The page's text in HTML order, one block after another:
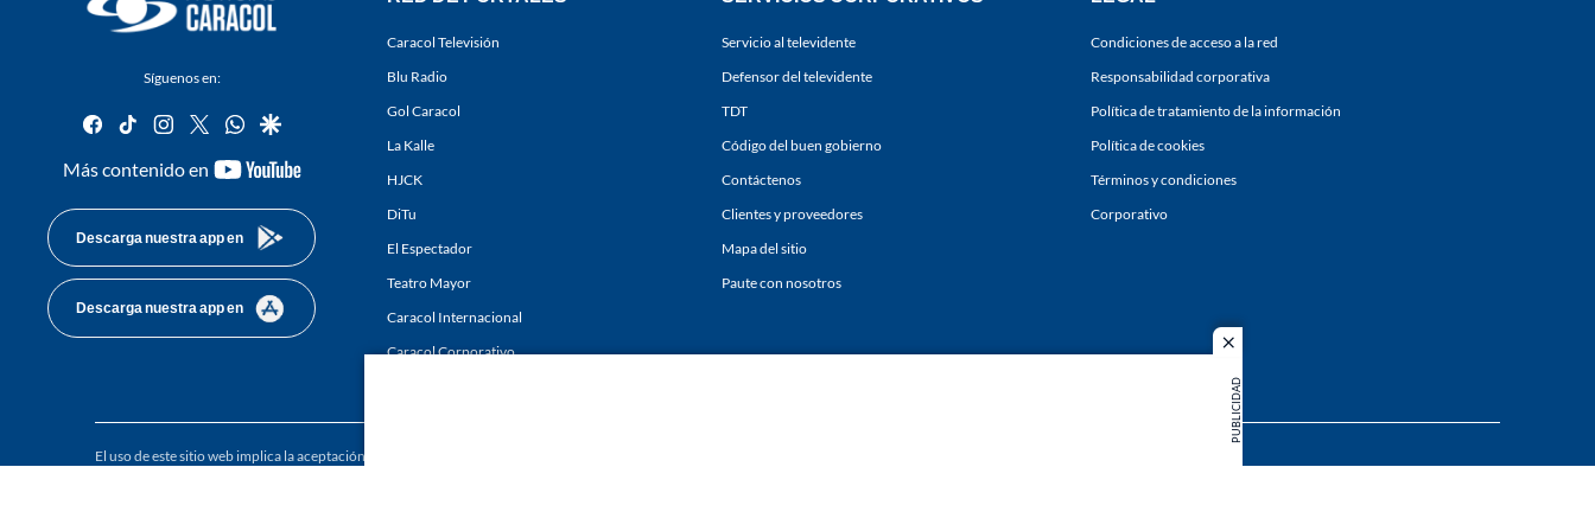
close
PUBLICIDAD
Síguenos en:
facebook
tiktok instagram
twitterwhatsapp
google
Más contenido en
youtube-
Descarga nuestra app en
Descarga nuestra app en
Caracol Televisión
Blu Radio
Gol Caracol
La Kalle
HJCK
DiTu
El Espectador
Teatro Mayor
Caracol Internacional
Caracol Corporativo
Servicio al televidente
Defensor del televidente
TDT
Código del buen gobierno
Contáctenos
Clientes y proveedores
Mapa del sitio
Paute con nosotros
Condiciones de acceso a la red
Responsabilidad corporativa
Política de tratamiento de la información
Política de cookies
Términos y condiciones
Corporativo
El uso de este sitio web implica la aceptación de los